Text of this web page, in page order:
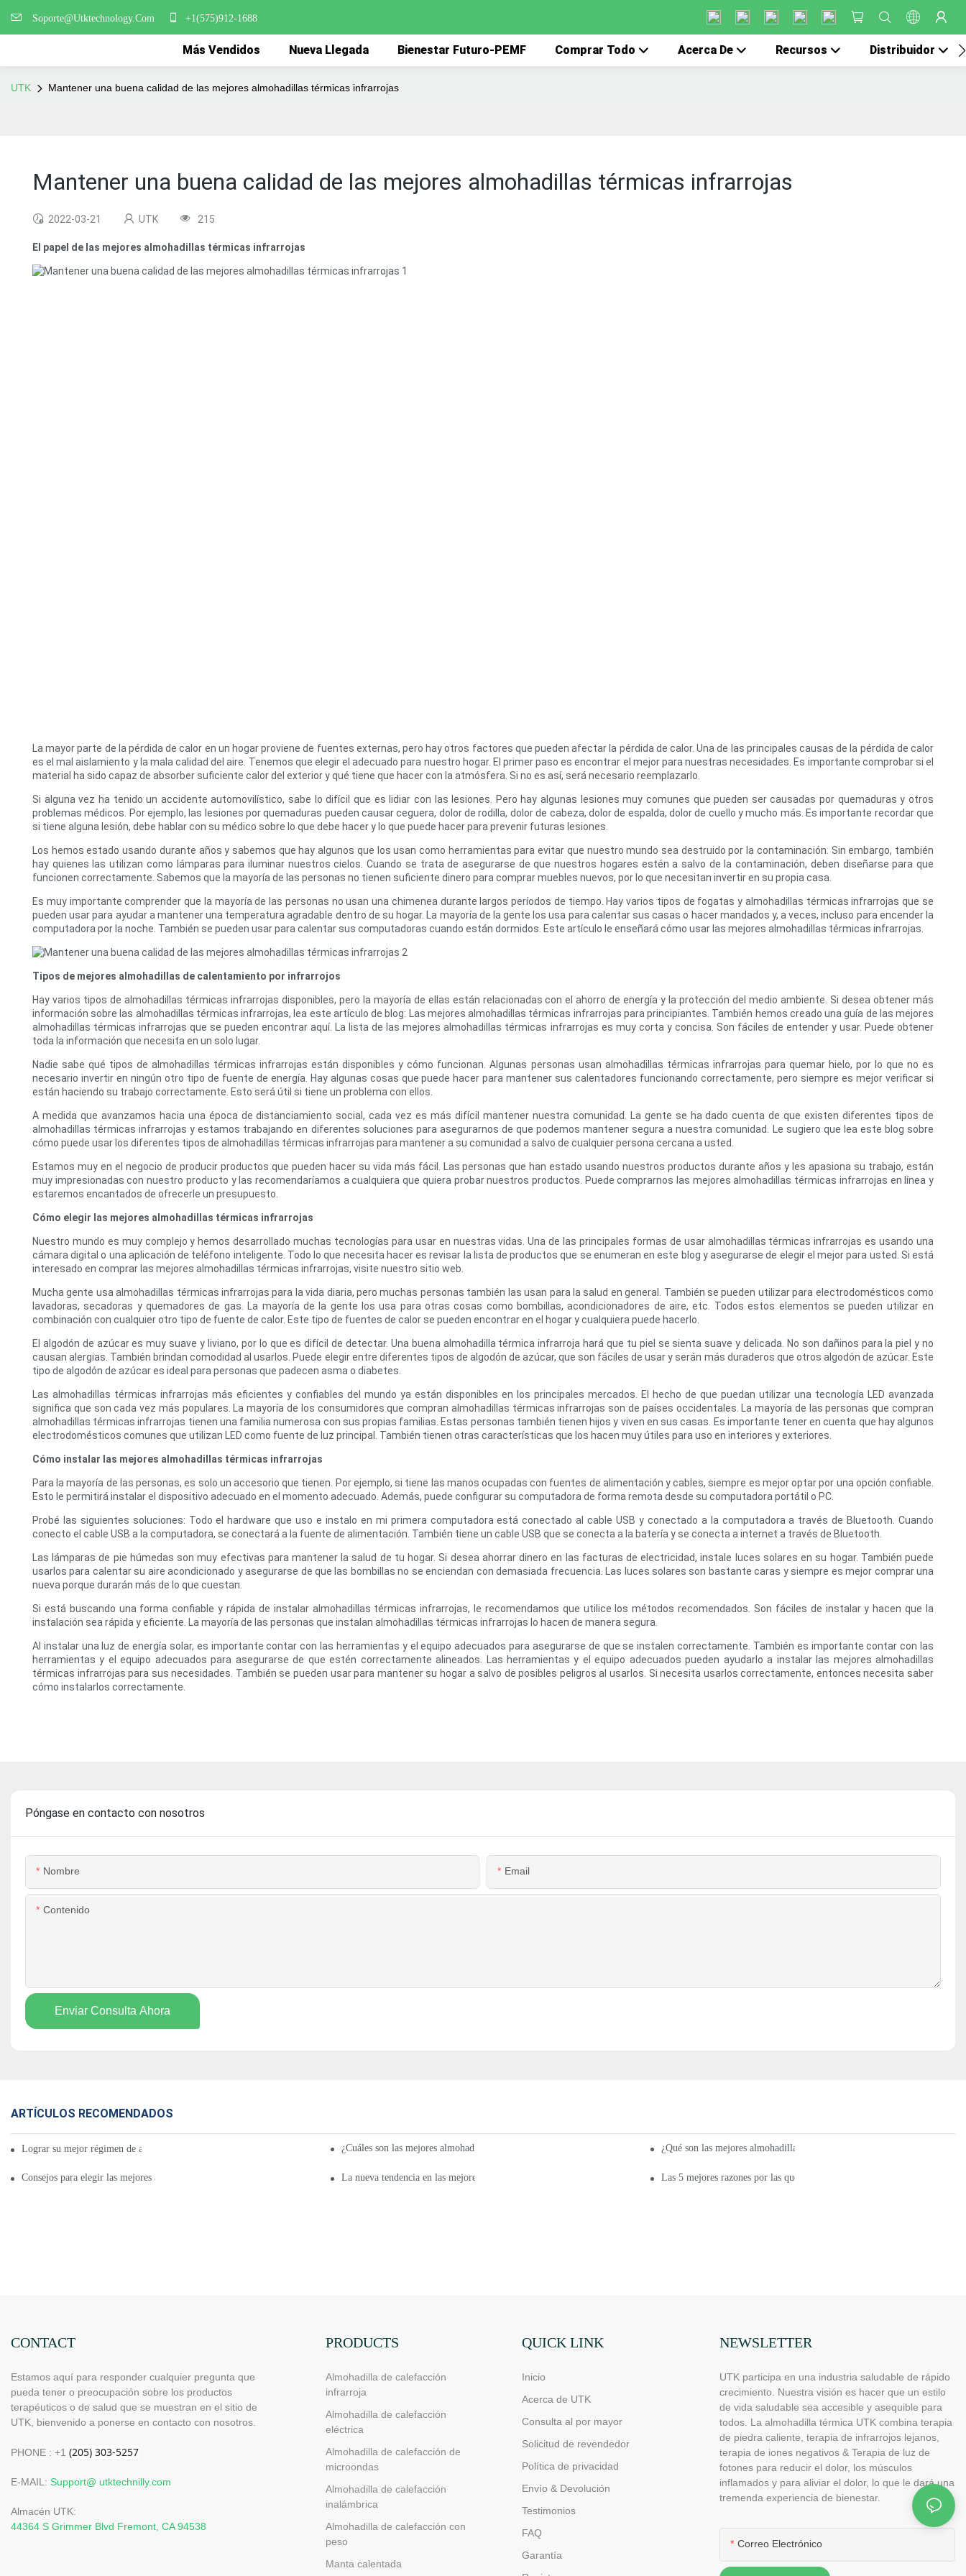
Soporte@Utktechnology.Com +1(575)912-1688
Más Vendidos Nueva Llegada Bienestar Futuro-PEMF Comprar Todo Acerca De Recursos Distribuidor
UTK Mantener una buena calidad de las mejores almohadillas térmicas infrarrojas
Mantener una buena calidad de las mejores almohadillas térmicas infrarrojas
2022-03-21 UTK 215
El papel de las mejores almohadillas térmicas infrarrojas
La mayor parte de la pérdida de calor en un hogar proviene de fuentes externas, pero hay otros factores que pueden afectar la pérdida de calor. Una de las principales causas de la pérdida de calor
es el mal aislamiento y la mala calidad del aire. Tenemos que elegir el adecuado para nuestro hogar. El primer paso es encontrar el mejor para nuestras necesidades. Es importante comprobar si el
material ha sido capaz de absorber suficiente calor del exterior y qué tiene que hacer con la atmósfera. Si no es así, será necesario reemplazarlo.
Si alguna vez ha tenido un accidente automovilístico, sabe lo difícil que es lidiar con las lesiones. Pero hay algunas lesiones muy comunes que pueden ser causadas por quemaduras y otros
problemas médicos. Por ejemplo, las lesiones por quemaduras pueden causar ceguera, dolor de rodilla, dolor de cabeza, dolor de espalda, dolor de cuello y mucho más. Es importante recordar que
si tiene alguna lesión, debe hablar con su médico sobre lo que debe hacer y lo que puede hacer para prevenir futuras lesiones.
Los hemos estado usando durante años y sabemos que hay algunos que los usan como herramientas para evitar que nuestro mundo sea destruido por la contaminación. Sin embargo, también
hay quienes las utilizan como lámparas para iluminar nuestros cielos. Cuando se trata de asegurarse de que nuestros hogares estén a salvo de la contaminación, deben diseñarse para que
funcionen correctamente. Sabemos que la mayoría de las personas no tienen suficiente dinero para comprar muebles nuevos, por lo que necesitan invertir en su propia casa.
Es muy importante comprender que la mayoría de las personas no usan una chimenea durante largos períodos de tiempo. Hay varios tipos de fogatas y almohadillas térmicas infrarrojas que se
pueden usar para ayudar a mantener una temperatura agradable dentro de su hogar. La mayoría de la gente los usa para calentar sus casas o hacer mandados y, a veces, incluso para encender la
computadora por la noche. También se pueden usar para calentar sus computadoras cuando están dormidos. Este artículo le enseñará cómo usar las mejores almohadillas térmicas infrarrojas.
Tipos de mejores almohadillas de calentamiento por infrarrojos
Hay varios tipos de almohadillas térmicas infrarrojas disponibles, pero la mayoría de ellas están relacionadas con el ahorro de energía y la protección del medio ambiente. Si desea obtener más
información sobre las almohadillas térmicas infrarrojas, lea este artículo de blog: Las mejores almohadillas térmicas infrarrojas para principiantes. También hemos creado una guía de las mejores
almohadillas térmicas infrarrojas que se pueden encontrar aquí. La lista de las mejores almohadillas térmicas infrarrojas es muy corta y concisa. Son fáciles de entender y usar. Puede obtener
toda la información que necesita en un solo lugar.
Nadie sabe qué tipos de almohadillas térmicas infrarrojas están disponibles y cómo funcionan. Algunas personas usan almohadillas térmicas infrarrojas para quemar hielo, por lo que no es
necesario invertir en ningún otro tipo de fuente de energía. Hay algunas cosas que puede hacer para mantener sus calentadores funcionando correctamente, pero siempre es mejor verificar si
están haciendo su trabajo correctamente. Esto será útil si tiene un problema con ellos.
A medida que avanzamos hacia una época de distanciamiento social, cada vez es más difícil mantener nuestra comunidad. La gente se ha dado cuenta de que existen diferentes tipos de
almohadillas térmicas infrarrojas y estamos trabajando en diferentes soluciones para asegurarnos de que podemos mantener segura a nuestra comunidad. Le sugiero que lea este blog sobre
cómo puede usar los diferentes tipos de almohadillas térmicas infrarrojas para mantener a su comunidad a salvo de cualquier persona cercana a usted.
Estamos muy en el negocio de producir productos que pueden hacer su vida más fácil. Las personas que han estado usando nuestros productos durante años y les apasiona su trabajo, están
muy impresionadas con nuestro producto y las recomendaríamos a cualquiera que quiera probar nuestros productos. Puede comprarnos las mejores almohadillas térmicas infrarrojas en línea y
estaremos encantados de ofrecerle un presupuesto.
Cómo elegir las mejores almohadillas térmicas infrarrojas
Nuestro mundo es muy complejo y hemos desarrollado muchas tecnologías para usar en nuestras vidas. Una de las principales formas de usar almohadillas térmicas infrarrojas es usando una
cámara digital o una aplicación de teléfono inteligente. Todo lo que necesita hacer es revisar la lista de productos que se enumeran en este blog y asegurarse de elegir el mejor para usted. Si está
interesado en comprar las mejores almohadillas térmicas infrarrojas, visite nuestro sitio web.
Mucha gente usa almohadillas térmicas infrarrojas para la vida diaria, pero muchas personas también las usan para la salud en general. También se pueden utilizar para electrodomésticos como
lavadoras, secadoras y quemadores de gas. La mayoría de la gente los usa para otras cosas como bombillas, acondicionadores de aire, etc. Todos estos elementos se pueden utilizar en
combinación con cualquier otro tipo de fuente de calor. Este tipo de fuentes de calor se pueden encontrar en el hogar y cualquiera puede hacerlo.
El algodón de azúcar es muy suave y liviano, por lo que es difícil de detectar. Una buena almohadilla térmica infrarroja hará que tu piel se sienta suave y delicada. No son dañinos para la piel y no
causan alergias. También brindan comodidad al usarlos. Puede elegir entre diferentes tipos de algodón de azúcar, que son fáciles de usar y serán más duraderos que otros algodón de azúcar. Este
tipo de algodón de azúcar es ideal para personas que padecen asma o diabetes.
Las almohadillas térmicas infrarrojas más eficientes y confiables del mundo ya están disponibles en los principales mercados. El hecho de que puedan utilizar una tecnología LED avanzada
significa que son cada vez más populares. La mayoría de los consumidores que compran almohadillas térmicas infrarrojas son de países occidentales. La mayoría de las personas que compran
almohadillas térmicas infrarrojas tienen una familia numerosa con sus propias familias. Estas personas también tienen hijos y viven en sus casas. Es importante tener en cuenta que hay algunos
electrodomésticos comunes que utilizan LED como fuente de luz principal. También tienen otras características que los hacen muy útiles para uso en interiores y exteriores.
Cómo instalar las mejores almohadillas térmicas infrarrojas
Para la mayoría de las personas, es solo un accesorio que tienen. Por ejemplo, si tiene las manos ocupadas con fuentes de alimentación y cables, siempre es mejor optar por una opción confiable.
Esto le permitirá instalar el dispositivo adecuado en el momento adecuado. Además, puede configurar su computadora de forma remota desde su computadora portátil o PC.
Probé las siguientes soluciones: Todo el hardware que uso e instalo en mi primera computadora está conectado al cable USB y conectado a la computadora a través de Bluetooth. Cuando
conecto el cable USB a la computadora, se conectará a la fuente de alimentación. También tiene un cable USB que se conecta a la batería y se conecta a internet a través de Bluetooth.
Las lámparas de pie húmedas son muy efectivas para mantener la salud de tu hogar. Si desea ahorrar dinero en las facturas de electricidad, instale luces solares en su hogar. También puede
usarlos para calentar su aire acondicionado y asegurarse de que las bombillas no se enciendan con demasiada frecuencia. Las luces solares son bastante caras y siempre es mejor comprar una
nueva porque durarán más de lo que cuestan.
Si está buscando una forma confiable y rápida de instalar almohadillas térmicas infrarrojas, le recomendamos que utilice los métodos recomendados. Son fáciles de instalar y hacen que la
instalación sea rápida y eficiente. La mayoría de las personas que instalan almohadillas térmicas infrarrojas lo hacen de manera segura.
Al instalar una luz de energía solar, es importante contar con las herramientas y el equipo adecuados para asegurarse de que se instalen correctamente. También es importante contar con las
herramientas y el equipo adecuados para asegurarse de que estén correctamente alineados. Las herramientas y el equipo adecuados pueden ayudarlo a instalar las mejores almohadillas
térmicas infrarrojas para sus necesidades. También se pueden usar para mantener su hogar a salvo de posibles peligros al usarlos. Si necesita usarlos correctamente, entonces necesita saber
cómo instalarlos correctamente.
Póngase en contacto con nosotros
Nombre Email
Contenido
Enviar Consulta Ahora
ARTÍCULOS RECOMENDADOS
Lograr su mejor régimen de almohadillas térmicas infrarrojas ¿Cuáles son las mejores almohadillas térmicas infrarrojas del 2021? ¿Qué son las mejores almohadillas térmicas infrarrojas de alta calidad?
Consejos para elegir las mejores almohadillas térmicas infrarrojas La nueva tendencia en las mejores almohadillas térmicas infrarrojas Las 5 mejores razones por las que debería usar las mejores almohadillas
CONTACT
Estamos aquí para responder cualquier pregunta que
pueda tener o preocupación sobre los productos
terapéuticos o de salud que se muestran en el sitio de
UTK, bienvenido a ponerse en contacto con nosotros.
PHONE : +1
E-MAIL: Support@ utktechnilly.com
Almacén UTK:
44364 S Grimmer Blvd Fremont, CA 94538
PRODUCTS
Almohadilla de calefacción
infrarroja
Almohadilla de calefacción
eléctrica
Almohadilla de calefacción de
microondas
Almohadilla de calefacción
inalámbrica
Almohadilla de calefacción con
peso
Manta calentada
QUICK LINK
Inicio
Acerca de UTK
Consulta al por mayor
Solicitud de revendedor
Política de privacidad
Envío & Devolución
Testimonios
FAQ
Garantía
NEWSLETTER
UTK participa en una industria saludable de rápido
crecimiento. Nuestra visión es hacer que un estilo
de vida saludable sea accesible y asequible para
todos. La almohadilla térmica UTK combina terapia
de piedra caliente, terapia de infrarrojos lejanos,
terapia de iones negativos & Terapia de luz de
fotones para reducir el dolor, los músculos
inflamados y para aliviar el dolor, lo que le dará una
tremenda experiencia de bienestar.
Correo Electrónico